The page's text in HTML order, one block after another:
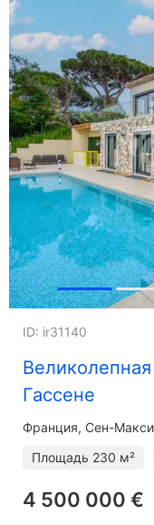
Гассене
ID: ir31140
Франция, Сен-
Площадь 230 м²
4 500 000 €